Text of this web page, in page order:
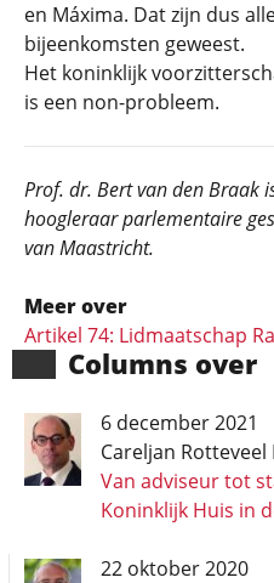
en Máxima. Dat zijn dus
bijeenkomsten geweest.
Het koninklijk
is een non-probleem.
Prof. dr. Bert van den Braak
hoogleraar parlementaire
van Maastricht.
Meer over
Artikel 74: Lidmaatschap
Columns over
6 december 2021
Careljan Rotteveel
Van adviseur tot
Koninklijk Huis in
22 oktober 2020